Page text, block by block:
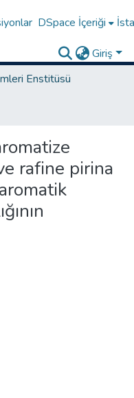
DSpace İçeriği
Giriş
Enstitüsü
rafine pirina